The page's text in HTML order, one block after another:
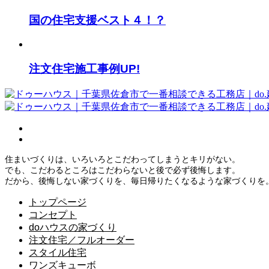
国の住宅支援ベスト４！？
注文住宅施工事例UP!
住まいづくりは、いろいろとこだわってしまうとキリがない。
でも、こだわるところはこだわらないと後で必ず後悔します。
だから、後悔しない家づくりを、毎日帰りたくなるような家づくりを
トップページ
コンセプト
doハウスの家づくり
注文住宅／フルオーダー
スタイル住宅
ワンズキューボ